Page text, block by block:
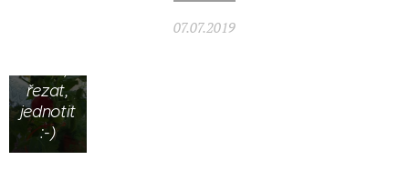
07.07.2019
řezat,
jednotit
:-)